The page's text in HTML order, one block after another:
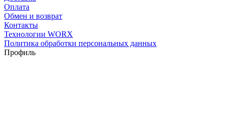
Оплата
Обмен и возврат
Контакты
Технологии WORX
Политика обработки персональных данных
Профиль